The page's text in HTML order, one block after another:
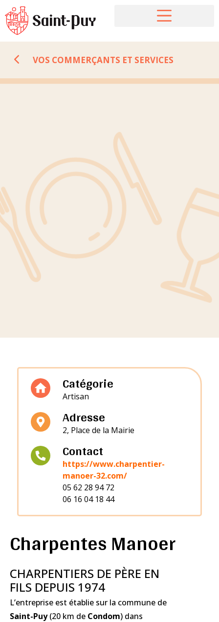
VOS COMMERÇANTS ET SERVICES
Charpentes Manoer
CHARPENTIERS DE PÈRE EN
FILS DEPUIS 1974
L’entreprise est établie sur la commune de
Saint-Puy(20 km de Condom) dans
Catégorie
Artisan
Adresse
2, Place de la Mairie
Contact
https://www.charpentier-
manoer-32.com/
05 62 28 94 72
06 16 04 18 44